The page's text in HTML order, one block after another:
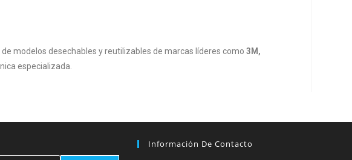
modelos desechables y reutilizables de marcas líderes como3M,
especializada.
Información De Contacto